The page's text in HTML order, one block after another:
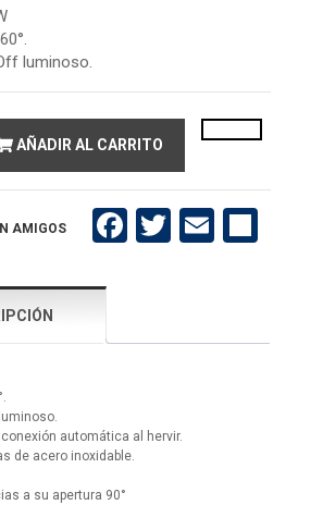
luminoso.
AÑADIR AL CARRITO
AMIGOS FacebookTwitter
automática al hervir.
de acero inoxidable.
a su apertura 90°